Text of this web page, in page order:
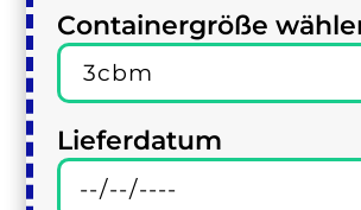
Containergröße
Lieferdatum